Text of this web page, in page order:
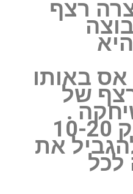
רצף
באותו
של
.
‏משך המשחק 10-20
את
לכל